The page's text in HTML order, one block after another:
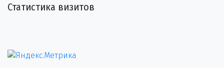
Статистика визитов